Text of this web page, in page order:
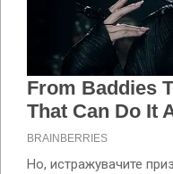
Но, истражувачите